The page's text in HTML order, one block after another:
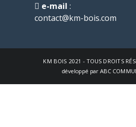
e-mail:
contact@km-bois.com
KM BOIS 2021 - TOUS DROITS
développé par ABC